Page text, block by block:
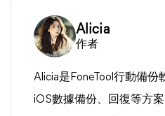
Alicia
作者
Alicia是FoneTool行動備
iOS數據備份、回復等方